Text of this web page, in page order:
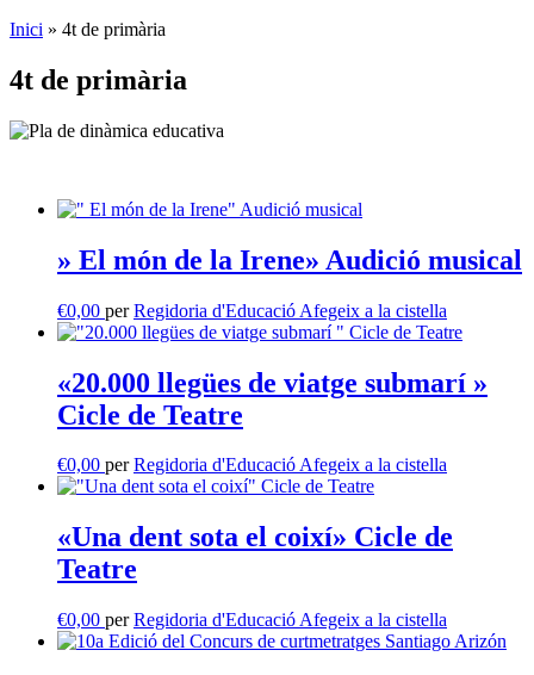
Inici » 4t de primària
4t de primària
» El món de la Irene» Audició musical
€0,00 perRegidoria d'Educació Afegeix a la cistella
«20.000 llegües de viatge submarí »
Cicle de Teatre
€0,00 perRegidoria d'EducacióAfegeix a la cistella
«Una dent sota el coixí» Cicle de
Teatre
€0,00 perRegidoria d'Educació Afegeix a la cistella